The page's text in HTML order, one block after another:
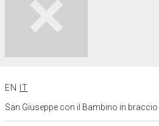
EN
IT
San Giuseppe con il Bambino in